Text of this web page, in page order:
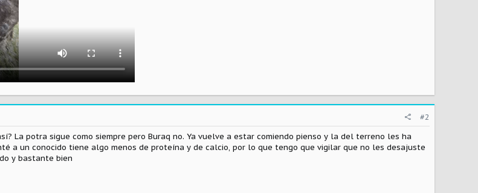
#2
La potra sigue como siempre pero Buraq no. Ya vuelve a estar comiendo pienso y la del terreno les ha
a un conocido tiene algo menos de proteína y de calcio, por lo que tengo que vigilar que no les desajuste
y bastante bien